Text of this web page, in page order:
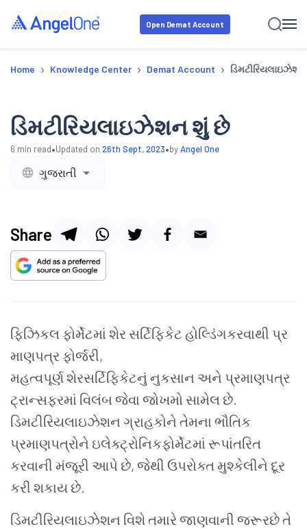
Open Demat Account
Home › Knowledge Center › Demat Account ›
ડિમટીરિયલાઇઝેશન શું છે
6 min read•Updated on 26th Sept, 2023•byAngel One
ગુજરાતી
Share
ફિઝિકલ ફોર્મેટમાં શેર સર્ટિફિકેટ હોલ્ડિંગકરવાથી પ્ર
માણપત્ર ફોર્જરી,
મહત્વપૂર્ણ શેરસર્ટિફિકેટનું નુકસાન અને પ્રમાણપત્ર
ટ્રાન્સફરમાં વિલંબ જેવા જોખમો સામેલ છે.
ડિમટીરિયલાઇઝેશન ગ્રાહકોને તેમના ભૌતિક
પ્રમાણપત્રોને ઇલેક્ટ્રોનિકફોર્મેટમાં રૂપાંતરિત
કરવાની મંજૂરી આપે છે, જેથી ઉપરોક્ત મુશ્કેલીને દૂર
કરી શકાય છે.
ડિમટીરિયલાઇઝેશન વિશે તમારે જાણવાની જરૂરછે તે